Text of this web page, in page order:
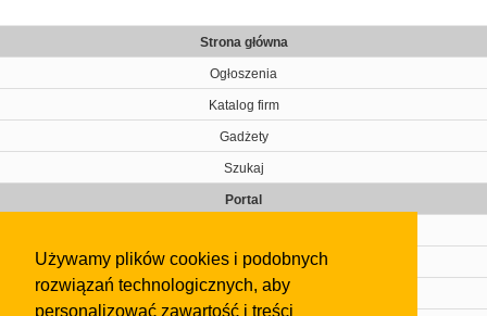
Używamy plików cookies i podobnych
rozwiązań technologicznych, aby
personalizować zawartość i treści
Strona główna
Ogłoszenia
Katalog firm
Gadżety
Szukaj
Portal
Kontakt
Regulamin